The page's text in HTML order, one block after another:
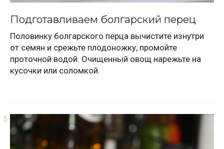
Подготавливаем болгарский перец
Половинку болгарского перца вычистите изнутри
от семян и срежьте плодоножку, промойте
проточной водой. Очищенный овощ нарежьте на
кусочки или соломкой.